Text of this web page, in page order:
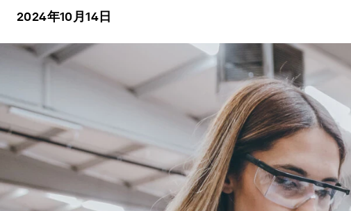
2024年10月14日